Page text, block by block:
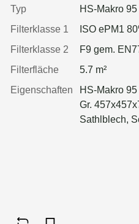
Typ
HS-Makro 95
Filterklasse 1
ISO ePM1
Filterklasse 2
F9 gem.
Filterfläche
5.7 m²
Eigenschaften
HS-Makro
Gr.
Sathlblech,